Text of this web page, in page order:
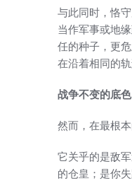
与此同时，恪
当作军事或地
任的种子，更
在沿着相同的轨
战争不变的底色
然而，在最根
它关乎的是敌
的仓皇；是你